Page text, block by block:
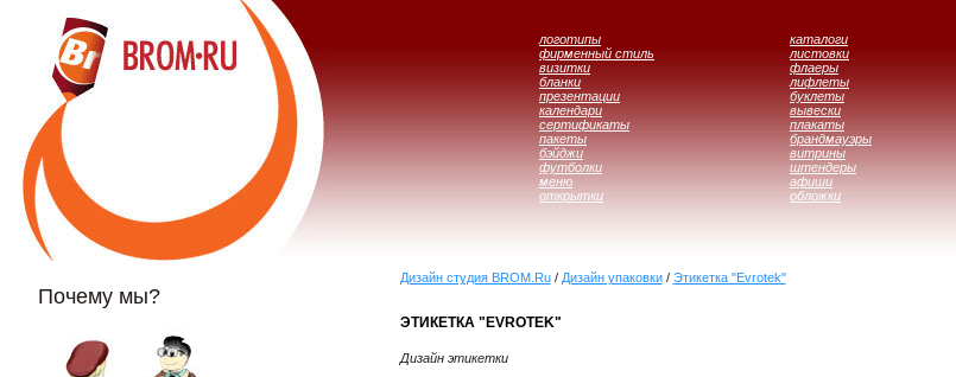
логотипы
фирменный стиль
визитки
бланки
презентации
календари
сертификаты
пакеты
бэйджи
футболки
меню
открытки
каталоги
листовки
флаеры
лифлеты
буклеты
вывески
плакаты
брандмауэры
витрины
штендеры
афиши
обложки
Почему мы?
Дизайн студия BROM.Ru/ Дизайн упаковки/ Этикетка "Evrotek"
ЭТИКЕТКА "EVROTEK"
Дизайн этикетки